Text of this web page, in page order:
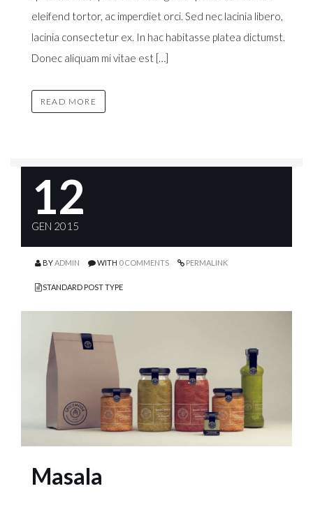
eleifend tortor, ac imperdiet orci. Sed nec lacinia libero,
lacinia consectetur ex. In hac habitasse platea dictumst.
Donec aliquam mi vitae est […]
READ MORE
12
GEN 2015
BYADMIN WITH 0 COMMENTS PERMALINK
STANDARD POST TYPE
Masala